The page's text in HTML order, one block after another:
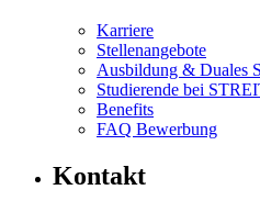
Karriere
Stellenangebote
Ausbildung & Duales
Studierende bei
Benefits
FAQ Bewerbung
Kontakt